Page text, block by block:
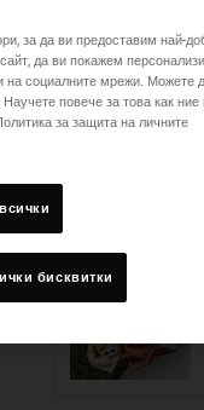
One size only
за да ви предоставим най-
да ви покажем
на социалните мрежи. Можете
повече за това как
за защита на личните
бисквитки